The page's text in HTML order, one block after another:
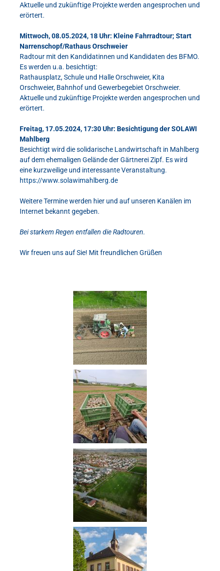
Aktuelle und zukünftige Projekte werden angesprochen und
erörtert.
Mittwoch, 08.05.2024, 18 Uhr: Kleine Fahrradtour; Start
Narrenschopf/Rathaus Orschweier
Radtour mit den Kandidatinnen und Kandidaten des BFMO.
Es werden u.a. besichtigt:
Rathausplatz, Schule und Halle Orschweier, Kita
Orschweier, Bahnhof und Gewerbegebiet Orschweier.
Aktuelle und zukünftige Projekte werden angesprochen und
erörtert.
Freitag, 17.05.2024, 17:30 Uhr: Besichtigung der SOLAWI
Mahlberg
Besichtigt wird die solidarische Landwirtschaft in Mahlberg
auf dem ehemaligen Gelände der Gärtnerei Zipf. Es wird
eine kurzweilige und interessante Veranstaltung.
https://www.solawimahlberg.de
Weitere Termine werden hier und auf unseren Kanälen im
Internet bekannt gegeben.
Bei starkem Regen entfallen die Radtouren.
Wir freuen uns auf Sie! Mit freundlichen Grüßen